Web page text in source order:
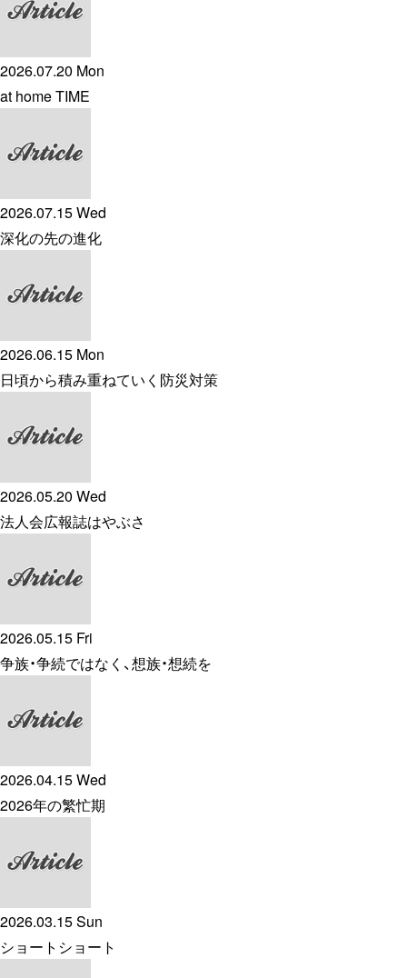
2026.07.20 Mon
at home TIME
2026.07.15 Wed
深化の先の進化
2026.06.15 Mon
日頃から積み重ねていく防災対策
2026.05.20 Wed
法人会広報誌はやぶさ
2026.05.15 Fri
争族・争続ではなく、想族・想続を
2026.04.15 Wed
2026年の繁忙期
2026.03.15 Sun
ショートショート